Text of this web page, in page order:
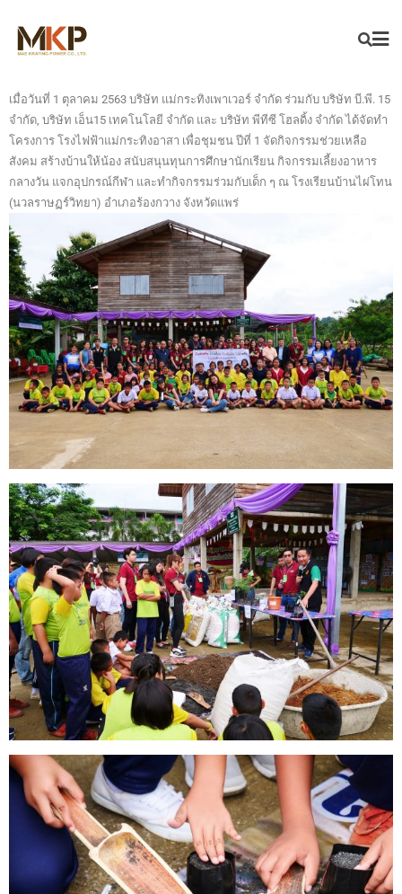
เมื่อวันที่ 1 ตุลาคม 2563 บริษัท แม่กระทิงเพาเวอร์ จำกัด ร่วมกับ บริษัท บี.พี. 15
จำกัด, บริษัท เอ็น15 เทคโนโลยี จำกัด และ บริษัท พีทีซี โฮลดิ้ง จำกัด ได้จัดทำ
โครงการ โรงไฟฟ้าแม่กระทิงอาสา เพื่อชุมชน ปีที่ 1 จัดกิจกรรมช่วยเหลือ
สังคม สร้างบ้านให้น้อง สนับสนุนทุนการศึกษานักเรียน กิจกรรมเลี้ยงอาหาร
กลางวัน แจกอุปกรณ์กีฬา และทำกิจกรรมร่วมกับเด็ก ๆ ณ โรงเรียนบ้านไผ่โทน
(นวลราษฏร์วิทยา) อำเภอร้องกวาง จังหวัดแพร่